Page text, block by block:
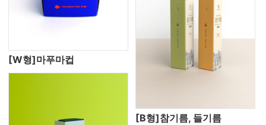
[W형]마푸마컵
[B형]참기름, 들기름